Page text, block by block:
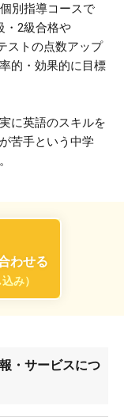
別指導コースで
・2級合格や
ストの点数アップ
的・効果的に目標
に英語のスキルを
苦手という中学
わせる
み）
・サービスにつ